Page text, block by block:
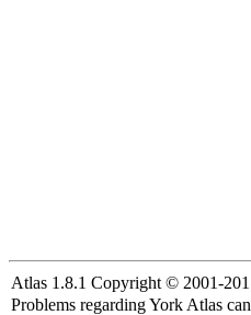
Atlas 1.8.1 Copyright © 2001-
Problems regarding York Atlas